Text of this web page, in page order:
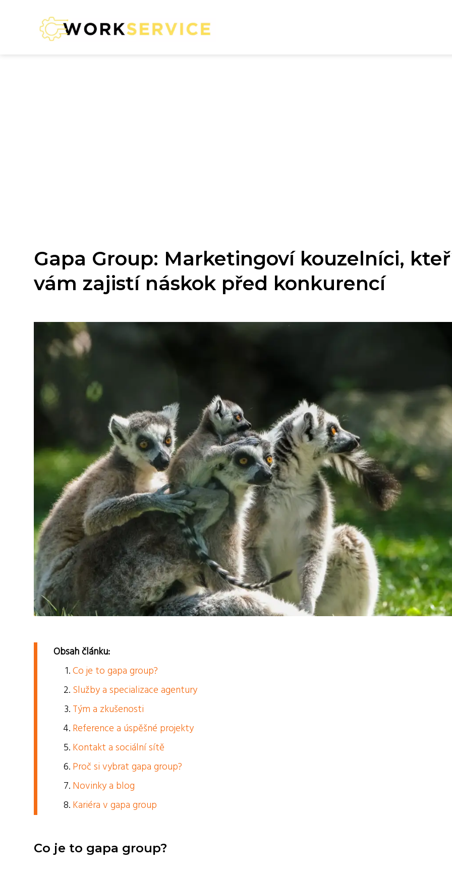
Gapa Group: Marketingoví kouzelníci,
vám zajistí náskok před konkurencí
Obsah článku:
Co je to gapa group?
Služby a specializace agentury
Tým a zkušenosti
Reference a úspěšné projekty
Kontakt a sociální sítě
Proč si vybrat gapa group?
Novinky a blog
Kariéra v gapa group
Co je to gapa group?